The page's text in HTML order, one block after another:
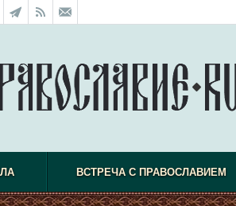
ВСТРЕЧА С ПРАВОСЛАВИЕМ